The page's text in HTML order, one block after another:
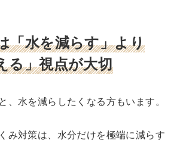
「水を減らす」より
る」視点が大切
、水を減らしたくなる方もいます。
み対策は、水分だけを極端に減らす